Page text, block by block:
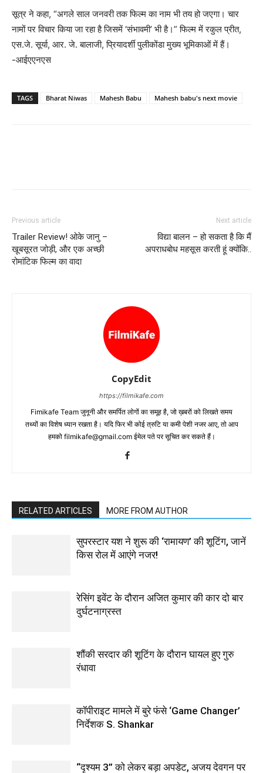
सूत्र ने कहा, “अगले साल जनवरी तक फिल्म का नाम भी तय हो जएगा। चार
नामों पर विचार किया जा रहा है जिसमें ‘संभावमी’ भी है।” फिल्म में रकुल प्रीत,
एस.जे. सूर्या, आर. जे. बालाजी, प्रियादर्शी पुलीकोंडा मुख्य भूमिकाओं में हैं।
-आईएएनएस
TAGS Bharat Niwas Mahesh Babu Mahesh babu's next movie
Previous article
Trailer Review! ओके जानु –
खूबसूरत जोड़ी, और एक अच्‍छी
रोमांटिक फिल्‍म का वादा
Next article
विद्या बालन – हो सकता है कि मैं
अपराधबोध महसूस करती हूं क्योंकि..
CopyEdit
https://filmikafe.com
Fimikafe Team जुनूनी और समर्पित लोगों का समूह है, जो ख़बरों को लिखते समय
तथ्‍यों का विशेष ध्‍यान रखता है। यदि फिर भी कोई त्रुटि या कमी पेशी नजर आए, तो आप
हमको filmikafe@gmail.com ईमेल पते पर सूचित कर सकते हैं।
RELATED ARTICLES MORE FROM AUTHOR
सुपरस्टार यश ने शुरू की ‘रामायण’ की शूटिंग, जानें
किस रोल में आएंगे नजर!
रेसिंग इवेंट के दौरान अजित कुमार की कार दो बार
दुर्घटनाग्रस्त
शौंकी सरदार की शूटिंग के दौरान घायल हुए गुरु
रंधावा
कॉपीराइट मामले में बुरे फंसे ‘Game Changer’
निर्देशक S. Shankar
“दृश्यम 3” को लेकर बड़ा अपडेट, अजय देवगन पर